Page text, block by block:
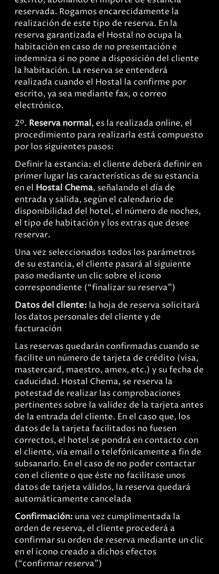
reservada. Rogamos encarecidamente la
realización de este tipo de reserva. En la
reserva garantizada el Hostal no ocupa la
habitación en caso de no presentación e
indemniza si no pone a disposición del cliente
la habitación. La reserva se entenderá
realizada cuando el Hostal la confirme por
escrito, ya sea mediante fax, o correo
electrónico.
2º. Reserva normal, es la realizada online, el
procedimiento para realizarla está compuesto
por los siguientes pasos:
Definir la estancia: el cliente deberá definir en
primer lugar las características de su estancia
en el Hostal Chema, señalando el día de
entrada y salida, según el calendario de
disponibilidad del hotel, el número de noches,
el tipo de habitación y los extras que desee
reservar.
Una vez seleccionados todos los parámetros
de su estancia, el cliente pasará al siguiente
paso mediante un clic sobre el icono
correspondiente (“finalizar su reserva”)
Datos del cliente: la hoja de reserva solicitará
los datos personales del cliente y de
facturación
Las reservas quedarán confirmadas cuando se
facilite un número de tarjeta de crédito (visa,
mastercard, maestro, amex, etc.) y su fecha de
caducidad. Hostal Chema, se reserva la
potestad de realizar las comprobaciones
pertinentes sobre la validez de la tarjeta antes
de la entrada del cliente. En el caso que, los
datos de la tarjeta facilitados no fuesen
correctos, el hotel se pondrá en contacto con
el cliente, vía email o telefónicamente a fin de
subsanarlo. En el caso de no poder contactar
con el cliente o que éste no facilitase unos
datos de tarjeta válidos, la reserva quedará
automáticamente cancelada
Confirmación: una vez cumplimentada la
orden de reserva, el cliente procederá a
confirmar su orden de reserva mediante un clic
en el icono creado a dichos efectos
(“confirmar reserva”)